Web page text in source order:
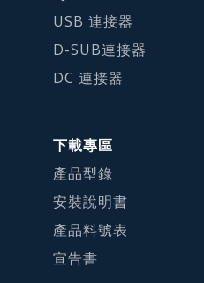
USB 連接器
D-SUB連接器
DC 連接器
下載專區
產品型錄
安裝說明書
產品料號表
宣告書